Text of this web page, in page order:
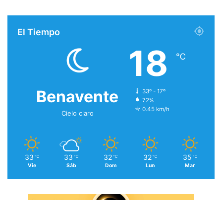
El Tiempo
Benavente
Cielo claro
18 ℃
33º - 17º
72%
0.45 km/h
33 ℃
Vie
33 ℃
Sáb
32 ℃
Dom
32 ℃
Lun
35 ℃
Mar